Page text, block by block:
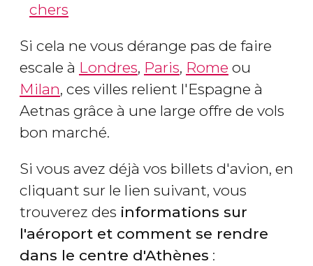
chers
Si cela ne vous dérange pas de faire
escale à Londres, Paris, Rome ou
Milan, ces villes relient l'Espagne à
Aetnas grâce à une large offre de vols
bon marché.
Si vous avez déjà vos billets d'avion, en
cliquant sur le lien suivant, vous
trouverez des informations sur
l'aéroport et comment se rendre
dans le centre d'Athènes :